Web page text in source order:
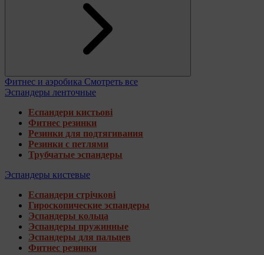
Фитнес и аэробика Смотреть все
Эспандеры ленточные
Еспандери кистьові
Фитнес резинки
Резинки для подтягивания
Резинки с петлями
Трубчатые эспандеры
Эспандеры кистевые
Еспандери стрічкові
Гироскопические эспандеры
Эспандеры кольца
Эспандеры пружинные
Эспандеры для пальцев
Фитнес резинки